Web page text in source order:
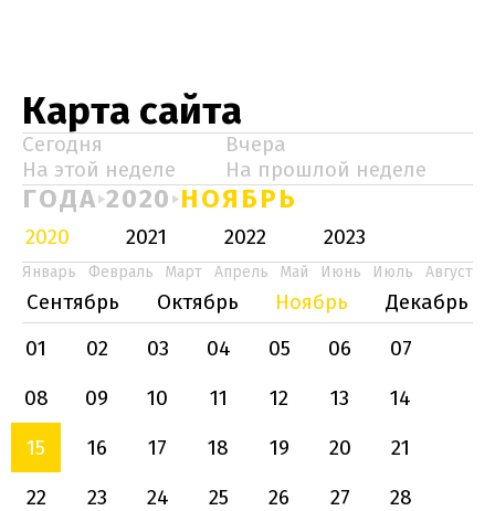
Карта сайта
Сегодня
Вчера
На этой неделе
На прошлой неделе
ГОДА 2020 НОЯБРЬ
2020 2021 2022 2023
Январь Февраль Март Апрель Май Июнь Июль Август
Сентябрь Октябрь Ноябрь
Декабрь
01
02 03 04 05 06
07
08
09 10 11 12 13
14
15
16 17 18 19 20
21
22
23 24 25 26 27
28